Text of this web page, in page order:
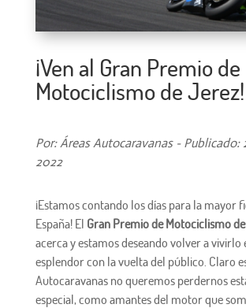
¡Ven al Gran Premio de
Motociclismo de Jerez!
Por: Áreas Autocaravanas - Publicado:
2022
¡Estamos contando los días para la mayor
España! El Gran Premio de Motociclismo
acerca y estamos deseando volver a vivirlo
esplendor con la vuelta del público. Claro
Autocaravanas no queremos perdernos
especial, como amantes del motor que